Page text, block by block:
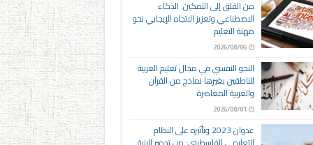
من القلق إلى التمكين: الذكاء
الاصطناعي وتعزيز الاتجاه الإيجابي نحو
مهنة التعليم
2026/08/06
النحو النفسي في مجال تعليم العربية
للناطقين بغيرها نماذج من القرآن
والعربية المعاصرة
2026/08/01
عدوان 2023 وتأثيره على النظام